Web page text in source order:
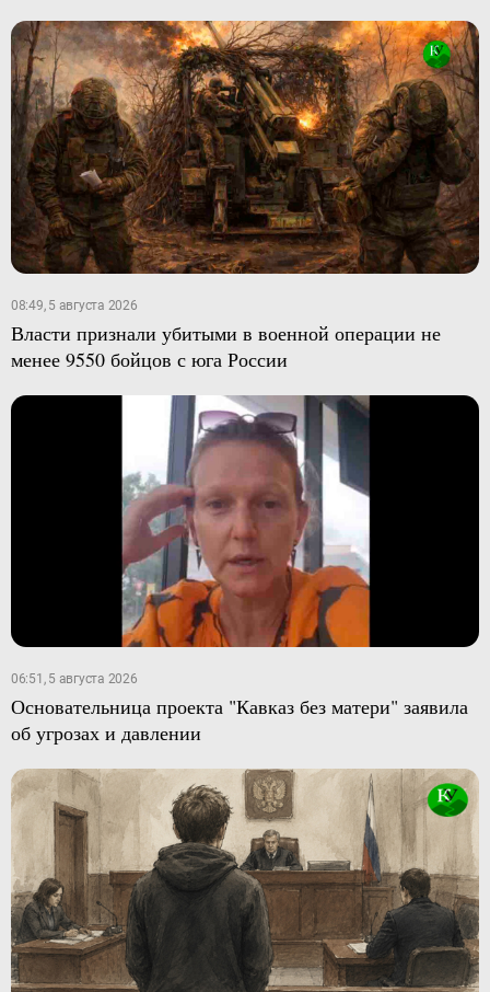
08:49, 5 августа 2026
Власти признали убитыми в военной операции не
менее 9550 бойцов с юга России
06:51, 5 августа 2026
Основательница проекта "Кавказ без матери" заявила
об угрозах и давлении